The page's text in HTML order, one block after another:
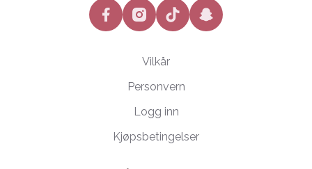
facebookinstagramtiktok snapchat
Vilkår
Personvern
Logg inn
Kjøpsbetingelser